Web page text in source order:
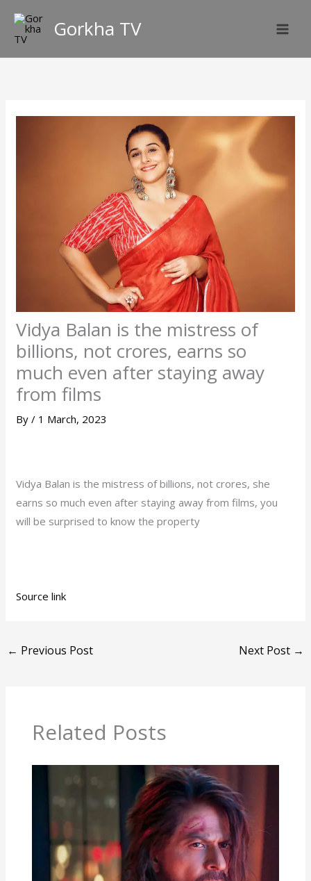
content
Gorkha TV
Vidya Balan is the mistress of
billions, not crores, earns so
much even after staying away
from films
By/ 1 March, 2023
Vidya Balan is the mistress of billions, not crores, she
earns so much even after staying away from films, you
will be surprised to know the property
Source link
← Previous Post Next Post →
Related Posts